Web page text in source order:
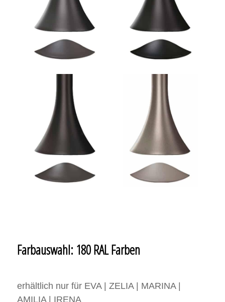
Farbauswahl: 180 RAL Farben
erhältlich nur für EVA | ZELIA | MARINA |
AMILIA | IRENA